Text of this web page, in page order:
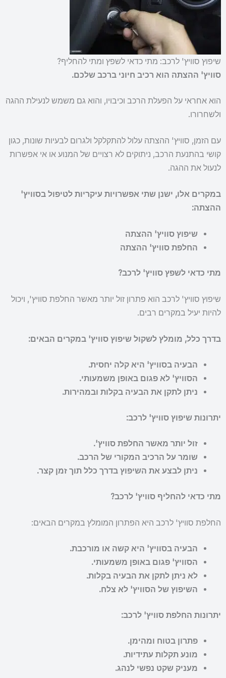
שיפוץ סוויץ' לרכב: מתי כדאי לשפץ ומתי להחליף?
סוויץ' ההצתה הוא רכיב חיוני ברכב שלכם.
הוא אחראי על הפעלת הרכב וכיבויו, והוא גם משמש לנעילת ההגה
ולשחרורו.
עם הזמן, סוויץ' ההצתה עלול להתקלקל ולגרום לבעיות שונות, כגון
קושי בהתנעת הרכב, ניתוקים לא רצויים של המנוע או אי אפשרות
לנעול את ההגה.
במקרים אלו, ישנן שתי אפשרויות עיקריות לטיפול בסוויץ'
ההצתה:
שיפוץ סוויץ' ההצתה
החלפת סוויץ' ההצתה
מתי כדאי לשפץ סוויץ' לרכב?
שיפוץ סוויץ' לרכב הוא פתרון זול יותר מאשר החלפת סוויץ', ויכול
להיות יעיל במקרים רבים.
בדרך כלל, מומלץ לשקול שיפוץ סוויץ' במקרים הבאים:
הבעיה בסוויץ' היא קלה יחסית.
הסוויץ' לא פגום באופן משמעותי.
ניתן לתקן את הבעיה בקלות ובמהירות.
יתרונות שיפוץ סוויץ' לרכב:
זול יותר מאשר החלפת סוויץ'.
שומר על הרכיב המקורי של הרכב.
ניתן לבצע את השיפוץ בדרך כלל תוך זמן קצר.
מתי כדאי להחליף סוויץ' לרכב?
החלפת סוויץ' לרכב היא הפתרון המומלץ במקרים הבאים:
הבעיה בסוויץ' היא קשה או מורכבת.
הסוויץ' פגום באופן משמעותי.
לא ניתן לתקן את הבעיה בקלות.
השיפוץ של הסוויץ' לא צלח.
יתרונות החלפת סוויץ' לרכב:
פתרון בטוח ומהימן.
מונע תקלות עתידיות.
מעניק שקט נפשי לנהג.